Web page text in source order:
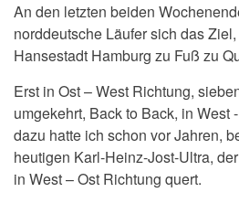
An den letzten beiden
norddeutsche Läufer sich das
Hansestadt Hamburg zu Fuß zu
Erst in Ost – West Richtung,
umgekehrt, Back to Back, in West
dazu hatte ich schon vor Jahren,
heutigen Karl-Heinz-Jost-Ultra,
in West – Ost Richtung quert.